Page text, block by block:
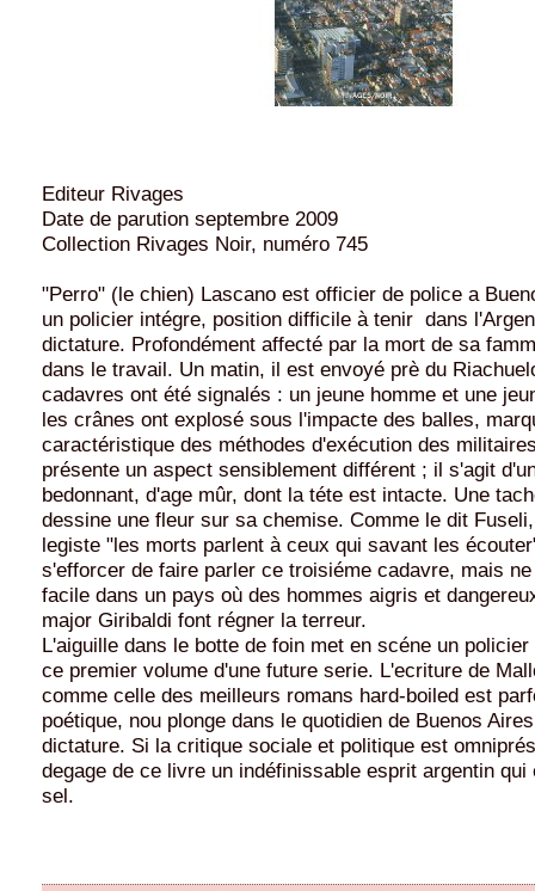
Editeur Rivages
Date de parution septembre 2009
Collection Rivages Noir, numéro 745
"Perro" (le chien) Lascano est officier de police a
un policier intégre, position difficile à tenir dans
dictature. Profondément affecté par la mort de sa
dans le travail. Un matin, il est envoyé prè du
cadavres ont été signalés : un jeune homme et une
les crânes ont explosé sous l'impacte des balles,
caractéristique des méthodes d'exécution des
présente un aspect sensiblement différent ; il s'agit
bedonnant, d'age mûr, dont la téte est intacte. Une
dessine une fleur sur sa chemise. Comme le dit
legiste "les morts parlent à ceux qui savant les
s'efforcer de faire parler ce troisiéme cadavre, mais
facile dans un pays où des hommes aigris et
major Giribaldi font régner la terreur.
L'aiguille dans le botte de foin met en scéne un
ce premier volume d'une future serie. L'ecriture de
comme celle des meilleurs romans hard-boiled est
poétique, nou plonge dans le quotidien de Buenos
dictature. Si la critique sociale et politique est
degage de ce livre un indéfinissable esprit argentin qui
sel.